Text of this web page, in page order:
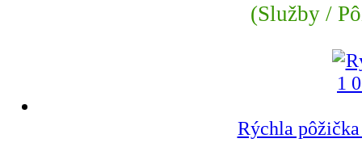
(Služby /
Rýchla